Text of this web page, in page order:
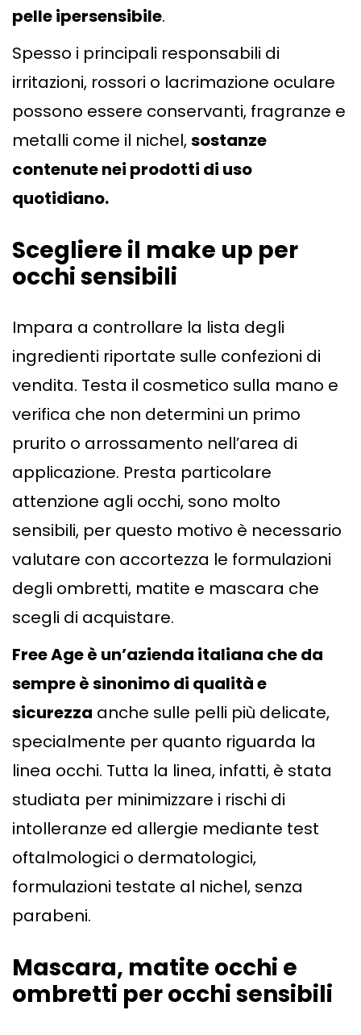
pelle ipersensibile.
Spesso i principali responsabili di
irritazioni, rossori o lacrimazione oculare
possono essere conservanti, fragranze e
metalli come il nichel,sostanze
contenute nei prodotti di uso
quotidiano.
Scegliere il make up per
occhi sensibili
Impara a controllare la lista degli
ingredienti riportate sulle confezioni di
vendita. Testa il cosmetico sulla mano e
verifica che non determini un primo
prurito o arrossamento nell’area di
applicazione. Presta particolare
attenzione agli occhi, sono molto
sensibili, per questo motivo è necessario
valutare con accortezza le formulazioni
degli ombretti, matite e mascara che
scegli di acquistare.
Free Age è un’azienda italiana che da
sempre è sinonimo di qualità e
sicurezza anche sulle pelli più delicate,
specialmente per quanto riguarda la
linea occhi. Tutta la linea, infatti, è stata
studiata per minimizzare i rischi di
intolleranze ed allergie mediante test
oftalmologici o dermatologici,
formulazioni testate al nichel, senza
parabeni.
Mascara, matite occhi e
ombretti per occhi sensibili